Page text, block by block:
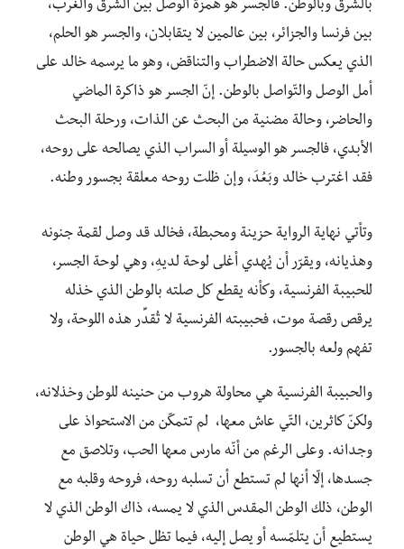
بالشرق وبالوطن. فالجسر هو همزة الوصل بين الشرق والغرب،
بين فرنسا والجزائر، بين عالمين لا يتقابلان، والجسر هو الحلم،
الذي يعكس حالة الاضطراب والتناقض، وهو ما يرسمه خالد على
أمل الوصل والتّواصل بالوطن. إنّ الجسر هو ذاكرة الماضي
والحاضر، وحالة مضنية من البحث عن الذات، ورحلة البحث
الأبدي، فالجسر هو الوسيلة أو السراب الذي يصالحه على روحه،
فقد اغترب خالد وبَعُدَ، وإن ظلت روحه معلقة بجسور وطنه.
وتأتي نهاية الرواية حزينة ومحبطة، فخالد قد وصل لقمة جنونه
وهذيانه، ويقرّر أن يُهدي أغلى لوحة لديهِ، وهي لوحة الجسر،
للحبيبة الفرنسية، وكأنه يقطع كل صلته بالوطن الذي خذله
يرقص رقصة موت، فحبيبته الفرنسية لا تُقدِّر هذه اللوحة، ولا
تفهم ولعه بالجسور.
والحبيبة الفرنسية هي محاولة هروب من حنينه للوطن وخذلانه،
ولكنّ كاثرين، التّي عاش معها، لم تتمكّن من الاستحواذ على
وجدانه. وعلى الرغم من أنّه مارس معها الحب، وتلاصق مع
جسدها، إلّا أنها لم تستطع أن تسلبه روحه، فروحه وقلبه مع
الوطن، ذلك الوطن المقدس الذي لا يمسه، ذاك الوطن الذي لا
يستطيع أن يتلمّسه أو يصل إليه، فيما تظل حياة هي الوطن